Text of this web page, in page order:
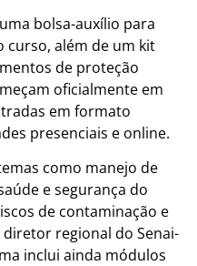
bolsa-auxílio para
curso, além de um kit
de proteção
oficialmente em
em formato
presenciais e online.
como manejo de
e segurança do
de contaminação e
regional do Senai-
inclui ainda módulos